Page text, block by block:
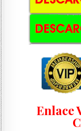
Enlace